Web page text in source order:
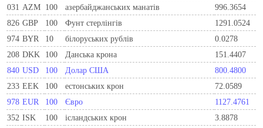
031 AZM 100 азербайджанських манатів
996.3654
826 GBP 100 Фунт стерлінгів
1291.0524
974 BYR 10 білоруських рублів
0.0278
208 DKK 100 Данська крона
151.4407
840 USD 100 Долар США
800.4800
233 EEK 100 естонських крон
72.0589
978 EUR 100 Євро
1127.4761
352 ISK 100 ісландських крон
3.8878